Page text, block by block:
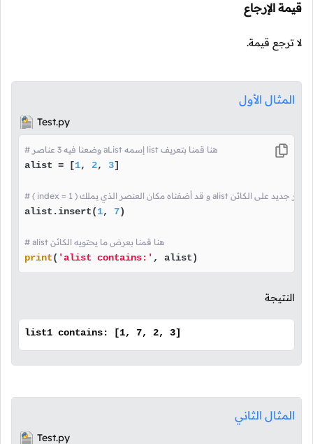
قيمة الإرجاع
لا ترجع قيمة.
المثال الأول
Test.py
# وضعنا فيه 3 عناصر aList إسمه list هنا قمنا بتعريف
alist = [1, 2, 3]
alist.insert(1, 7)
# alist هنا قمنا بعرض ما يحتويه الكائن
print( 'alist contains:' , alist)
النتيجة
list1 contains: [1, 7, 2, 3]
المثال الثاني
Test.py